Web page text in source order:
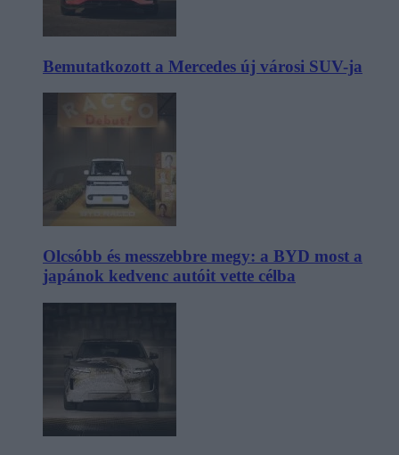
Bemutatkozott a Mercedes új városi SUV-ja
Olcsóbb és messzebbre megy: a BYD most a
japánok kedvenc autóit vette célba